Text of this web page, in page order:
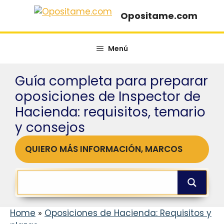
contenido
Opositame.com
Menú
Guía completa para preparar
oposiciones de Inspector de
Hacienda: requisitos, temario
y consejos
QUIERO MÁS INFORMACIÓN, MARCOS
Home » Oposiciones de Hacienda: Requisitos y